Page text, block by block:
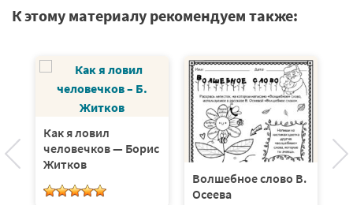
К этому материалу рекомендуем также:
Как я ловил
человечков — Борис
Житков
Волшебное слово В.
Осеева